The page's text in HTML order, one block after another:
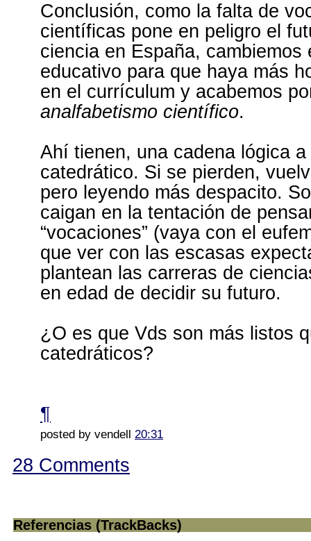
Conclusión, como la falta de
científicas pone en peligro el
ciencia en España, cambiemos
educativo para que haya más
en el currículum y acabemos
analfabetismo científico.
Ahí tienen, una cadena lógica
catedrático. Si se pierden,
pero leyendo más despacito.
caigan en la tentación de
“vocaciones” (vaya con el
que ver con las escasas
plantean las carreras de
en edad de decidir su futuro.
¿O es que Vds son más listos
catedráticos?
¶
posted by vendell 20:31
28 Comments
Referencias (TrackBacks)